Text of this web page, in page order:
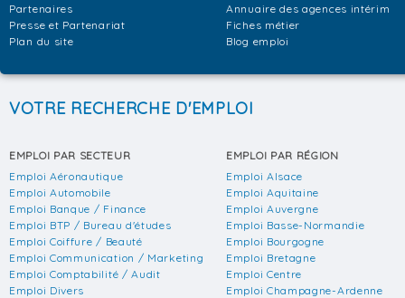
Partenaires
Presse et Partenariat
Plan du site
Annuaire des agences intérim
Fiches métier
Blog emploi
VOTRE RECHERCHE D'EMPLOI
EMPLOI PAR SECTEUR
Emploi Aéronautique
Emploi Automobile
Emploi Banque / Finance
Emploi BTP / Bureau d'études
Emploi Coiffure / Beauté
Emploi Communication / Marketing
Emploi Comptabilité / Audit
Emploi Divers
EMPLOI PAR RÉGION
Emploi Alsace
Emploi Aquitaine
Emploi Auvergne
Emploi Basse-Normandie
Emploi Bourgogne
Emploi Bretagne
Emploi Centre
Emploi Champagne-Ardenne